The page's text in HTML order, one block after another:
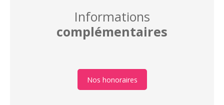
Informations
complémentaires
Nos honoraires